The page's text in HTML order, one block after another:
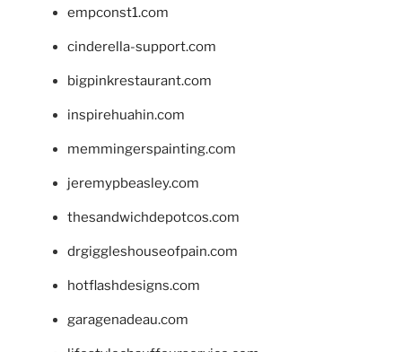
empconst1.com
cinderella-support.com
bigpinkrestaurant.com
inspirehuahin.com
memmingerspainting.com
jeremypbeasley.com
thesandwichdepotcos.com
drgiggleshouseofpain.com
hotflashdesigns.com
garagenadeau.com